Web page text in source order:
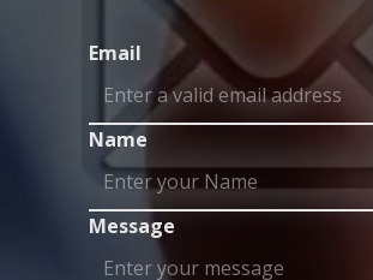
Email
Name
Message